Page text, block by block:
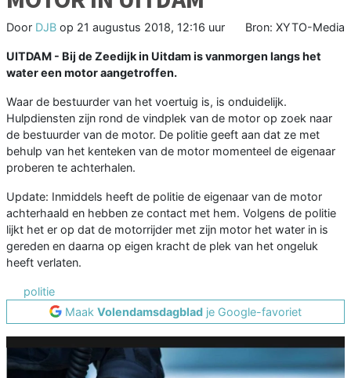
Door DJB op 21 augustus 2018, 12:16 uur Bron: XYTO-Media
UITDAM - Bij de Zeedijk in Uitdam is vanmorgen langs het
water een motor aangetroffen.
Waar de bestuurder van het voertuig is, is onduidelijk.
Hulpdiensten zijn rond de vindplek van de motor op zoek naar
de bestuurder van de motor. De politie geeft aan dat ze met
behulp van het kenteken van de motor momenteel de eigenaar
proberen te achterhalen.
Update: Inmiddels heeft de politie de eigenaar van de motor
achterhaald en hebben ze contact met hem. Volgens de politie
lijkt het er op dat de motorrijder met zijn motor het water in is
gereden en daarna op eigen kracht de plek van het ongeluk
heeft verlaten.
politie
Maak Volendamsdagblad je Google-favoriet